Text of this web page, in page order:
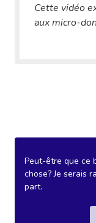
Cette vidéo
aux micro-
Peut-être que ce
chose? Je serais
part.